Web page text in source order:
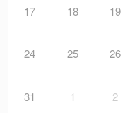
17 18 19
24 25 26
31 1 2